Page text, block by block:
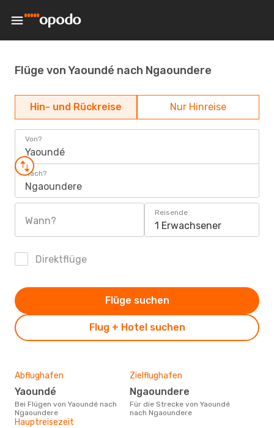
Flüge von Yaoundé nach Ngaoundere
Hin- und Rückreise Nur Hinreise
Von?
Yaoundé
Nach?
Ngaoundere
Wann?
Reisende
1 Erwachsener
Direktflüge
Flug + Hotel suchen
Flüge suchen
Abflughafen
Yaoundé
Bei Flügen von Yaoundé nach
Ngaoundere
Zielflughafen
Ngaoundere
Für die Strecke von Yaoundé
nach Ngaoundere
Hauptreisezeit